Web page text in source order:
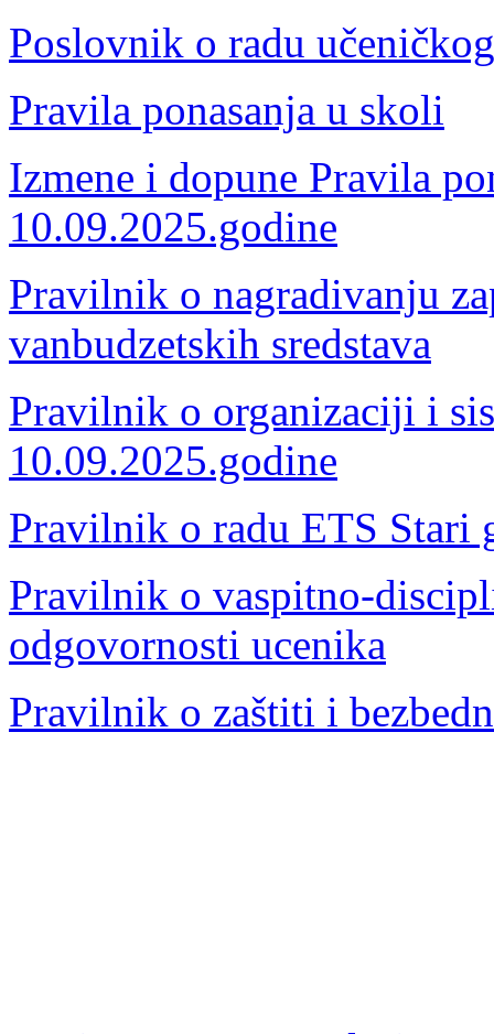
Poslovnik o radu
Pravila ponasanja u skoli
Izmene i dopune Pravila
10.09.2025.godine
Pravilnik o nagradivanju
vanbudzetskih sredstava
Pravilnik o organizaciji i
10.09.2025.godine
Pravilnik o radu ETS Stari
Pravilnik o vaspitno-
odgovornosti ucenika
Pravilnik o zaštiti i